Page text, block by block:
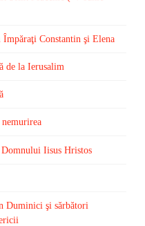
Constantin şi Elena
de la Ierusalim
Iisus Hristos
Duminici şi sărbători